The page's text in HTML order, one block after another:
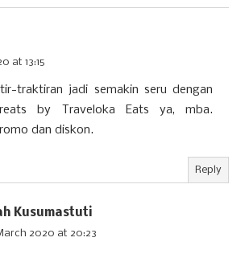
at 13:15
traktiran jadi semakin seru dengan
by Traveloka Eats ya, mba.
dan diskon.
Reply
Kusumastuti
2020 at 20:23